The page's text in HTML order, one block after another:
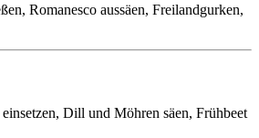
Romanesco aussäen, Freilandgurken,
Dill und Möhren säen, Frühbeet